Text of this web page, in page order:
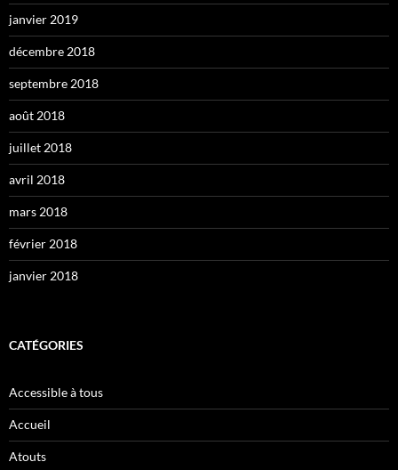
janvier 2019
décembre 2018
septembre 2018
août 2018
juillet 2018
avril 2018
mars 2018
février 2018
janvier 2018
CATÉGORIES
Accessible à tous
Accueil
Atouts